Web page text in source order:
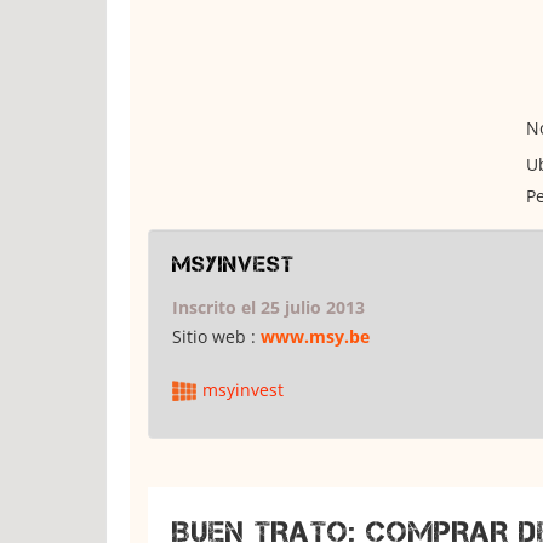
msyinvest
Inscrito el 25 julio 2013
Sitio web : www.msy.be
msyinvest
BUEN TRATO: COMPRAR